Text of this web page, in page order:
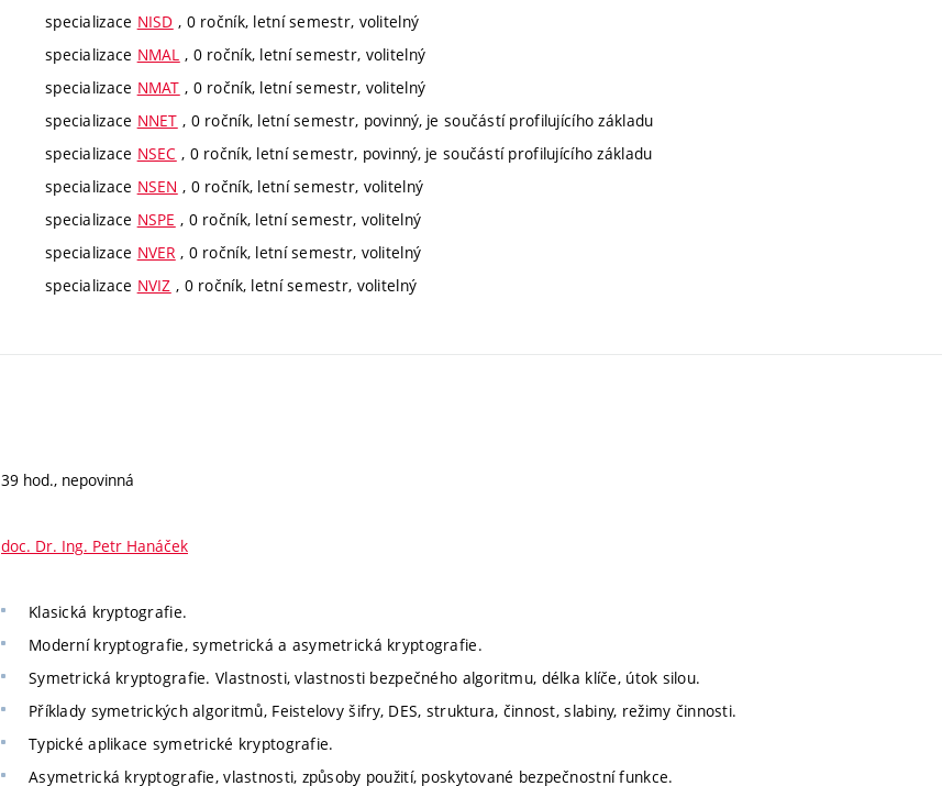
specializace NISD , 0 ročník, letní semestr, volitelný
specializace NMAL , 0 ročník, letní semestr, volitelný
specializace NMAT , 0 ročník, letní semestr, volitelný
specializace NNET , 0 ročník, letní semestr, povinný, je součástí profilujícího základu
specializace NSEC , 0 ročník, letní semestr, povinný, je součástí profilujícího základu
specializace NSEN , 0 ročník, letní semestr, volitelný
specializace NSPE , 0 ročník, letní semestr, volitelný
specializace NVER , 0 ročník, letní semestr, volitelný
specializace NVIZ , 0 ročník, letní semestr, volitelný
39 hod., nepovinná
doc. Dr. Ing. Petr Hanáček
Klasická kryptografie.
Moderní kryptografie, symetrická a asymetrická kryptografie.
Symetrická kryptografie. Vlastnosti, vlastnosti bezpečného algoritmu, délka klíče, útok silou.
Příklady symetrických algoritmů, Feistelovy šifry, DES, struktura, činnost, slabiny, režimy činnosti.
Typické aplikace symetrické kryptografie.
Asymetrická kryptografie, vlastnosti, způsoby použití, poskytované bezpečnostní funkce.